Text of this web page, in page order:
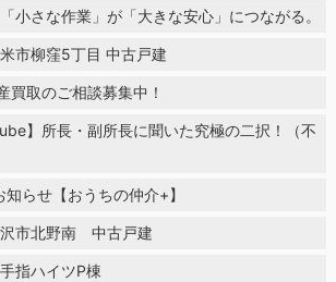
小さな作業」が「大きな安心」につながる。
市柳窪5丁目 中古戸建
買取のご相談募集中！
】所長・副所長に聞いた究極の二択！（不
らせ【おうちの仲介+】
沢市北野南 中古戸建
指ハイツP棟